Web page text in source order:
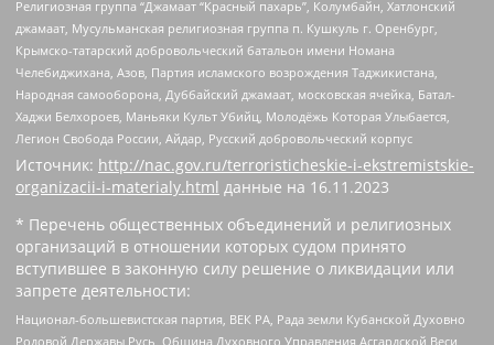
Религиозная группа “Джамаат “Красный пахарь”, Колумбайн, Хатлонский
джамаат, Мусульманская религиозная группа п. Кушкуль г. Оренбург,
Крымско-татарский добровольческий батальон имени Номана
Челебиджихана, Азов, Партия исламского возрождения Таджикистана,
Народная самооборона, Дуббайский джамаат, московская ячейка, Батал-
Хаджи Белхороев, Маньяки Культ Убийц, Молодёжь Которая Улыбается,
Легион Свобода России, Айдар, Русский добровольческий корпус
Источник: http://nac.gov.ru/terroristicheskie-i-ekstremistskie-
organizacii-i-materialy.html данные на 16.11.2023
* Перечень общественных объединений и религиозных
организаций в отношении которых судом принято
вступившее в законную силу решение о ликвидации или
запрете деятельности:
Национал-большевистская партия, ВЕК РА, Рада земли Кубанской Духовно
Родовой Державы Русь, Община Духовного Управления Асгардской Веси